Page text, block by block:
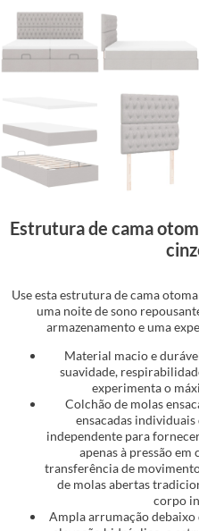
Estrutura de cama
Use esta estrutura de cama
uma noite de sono
armazenamento e uma
Material macio e
suavidade,
experimenta o
Colchão de molas
ensacadas
independente para
apenas à pressão em
transferência de
de molas abertas
corpo
Ampla arrumação debaixo